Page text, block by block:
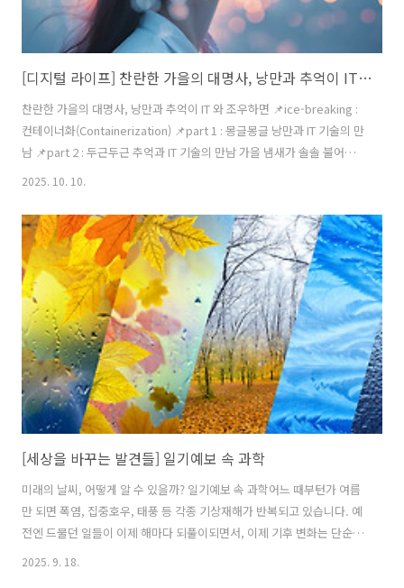
[디지털 라이프] 찬란한 가을의 대명사, 낭만과 추억이 IT와 조우하면?
찬란한 가을의 대명사, 낭만과 추억이 IT 와 조우하면 📌ice-breaking :
컨테이너화(Containerization) 📌part 1 : 몽글몽글 낭만과 IT 기술의 만
남 📌part 2 : 두근두근 추억과 IT 기술의 만남 가을 냄새가 솔솔 불어옵
니다. 안 올 줄 알았던 그 계절, 가을이 도래했습니다. 폭염에 찌든 우리
여름을 싫어하는 사람은 많지만, 가을을 싫어하는 사람은 많지 않은데요,
그만큼 낭만이 잔뜩 묻은 이 반짝이는 계절은 많은 이들에게 사색과 영감
의 밑바탕이 됩니다. IT 기술 역시, 가을이 묻으면 더욱 낭만적인 세계가
펼쳐집니다. 첨단의 기술 속에서 때로는 절절한 사색이 꽃피우곤 합니다.
오늘은 그래서 가을..
2025. 10. 10.
[세상을 바꾸는 발견들] 일기예보 속 과학
미래의 날씨, 어떻게 알 수 있을까? 일기예보 속 과학어느 때부턴가 여름
만 되면 폭염, 집중호우, 태풍 등 각종 기상재해가 반복되고 있습니다. 예
전엔 드물던 일들이 이제 해마다 되풀이되면서, 이제 기후 변화는 단순히
환경문제가 아니라 생존의 문제가 되었음을 직감합니다. 이러한 변화를
2025. 9. 18.